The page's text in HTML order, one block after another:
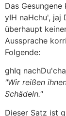
Das
yIH naHchu', jaj
überhaupt
Aussprache
Folgende:
ghIq
"Wir reißen
Schädeln."
Dieser Satz ist